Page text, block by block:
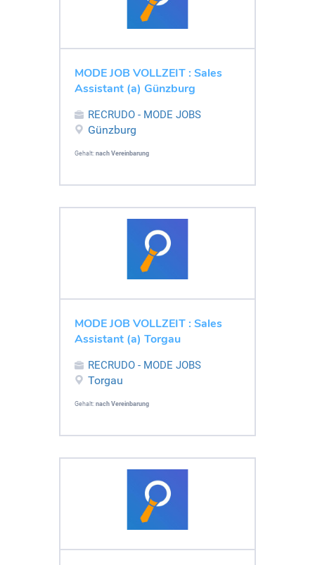
MODE JOB VOLLZEIT : Sales
Assistant (a) Günzburg
RECRUDO - MODE JOBS
Günzburg
Gehalt: nach Vereinbarung
MODE JOB VOLLZEIT : Sales
Assistant (a) Torgau
RECRUDO - MODE JOBS
Torgau
Gehalt: nach Vereinbarung